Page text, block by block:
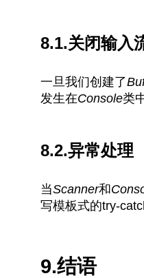
8.1.关闭输入
一旦我们创建了
发生在Console类
8.2.异常处理
当Scanner和
写模板式的try-
9.结语